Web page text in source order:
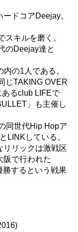
ドコアDeejay。
キルを磨く。
のDeejay達と
の1人である。
じTAKING OVER
るclub LIFEで
」も主催し
同世代Hip Hopア
LINKしている。
リリックは激戦区
阪で行われた
勝するという戦果